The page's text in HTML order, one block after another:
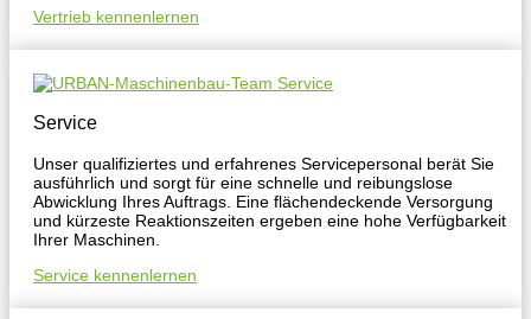
Vertrieb kennenlernen
Service
Unser qualifiziertes und erfahrenes Servicepersonal berät Sie
ausführlich und sorgt für eine schnelle und reibungslose
Abwicklung Ihres Auftrags. Eine flächendeckende Versorgung
und kürzeste Reaktionszeiten ergeben eine hohe Verfügbarkeit
Ihrer Maschinen.
Service kennenlernen